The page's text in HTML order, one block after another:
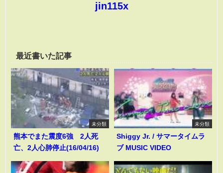
jin115x
最近書いた記事
未分類
熊本でまた震度6強 2人死
亡、2人心肺停止(16/04/16)
未分類
Shiggy Jr. / サマータイムラ
ブ MUSIC VIDEO